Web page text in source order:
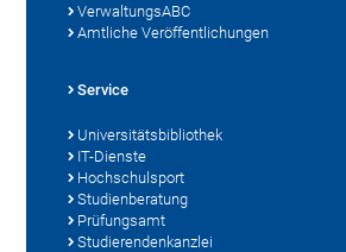
VerwaltungsABC
Amtliche Veröffentlichungen
Service
Universitätsbibliothek
IT-Dienste
Hochschulsport
Studienberatung
Prüfungsamt
Studierendenkanzlei